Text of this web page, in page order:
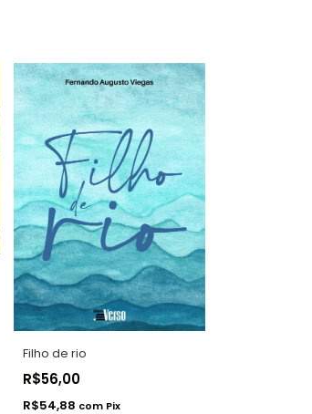
Filho de rio
R$56,00
R$54,88 com Pix